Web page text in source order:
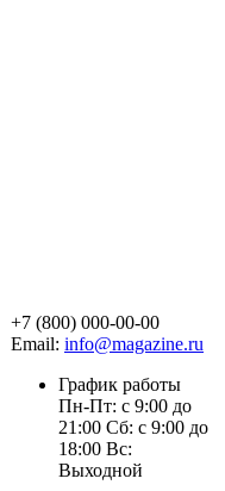
+7 (800) 000-00-00
Email: info@magazine.ru
График работы
Пн-Пт: с 9:00 до
21:00 Сб: с 9:00 до
18:00 Вс:
Выходной